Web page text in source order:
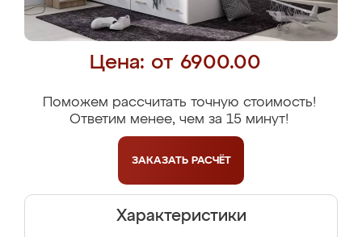
Цена: от 6900.00
Поможем рассчитать точную стоимость!
Ответим менее, чем за 15 минут!
ЗАКАЗАТЬ РАСЧЁТ
Характеристики